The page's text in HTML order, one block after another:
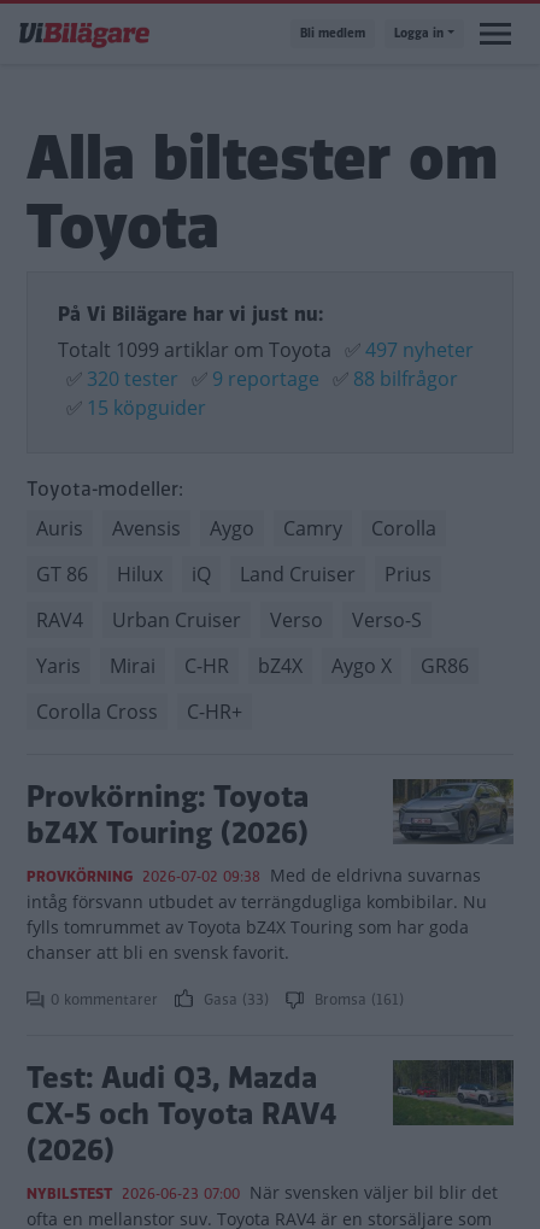
till
Bli medlem Logga in
Alla biltester om
Toyota
På Vi Bilägare har vi just nu:
Totalt 1099 artiklar om Toyota ✅497 nyheter
✅ 320 tester ✅ 9 reportage ✅ 88 bilfrågor
✅ 15 köpguider
Toyota-modeller:
Auris Avensis Aygo Camry
Corolla
GT 86
Hilux iQ Land Cruiser
Prius
RAV4
Urban Cruiser Verso
Verso-S
Yaris
Mirai C-HR bZ4X Aygo X
GR86
Corolla Cross
C-HR+
Provkörning: Toyota
bZ4X Touring (2026)
PROVKÖRNING 2026-07-02 09:38 Med de eldrivna suvarnas
intåg försvann utbudet av terrängdugliga kombibilar. Nu
fylls tomrummet av Toyota bZ4X Touring som har goda
chanser att bli en svensk favorit.
0 kommentarer Gasa (33) Bromsa (161)
Test: Audi Q3, Mazda
CX-5 och Toyota RAV4
(2026)
NYBILSTEST 2026-06-23 07:00 När svensken väljer bil blir det
ofta en mellanstor suv. Toyota RAV4 är en storsäljare som